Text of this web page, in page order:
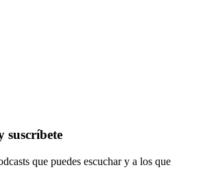
suscríbete
que puedes escuchar y a los que